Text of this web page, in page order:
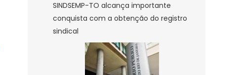
SINDSEMP-TO alcança importante
conquista com a obtenção do registro
sindical